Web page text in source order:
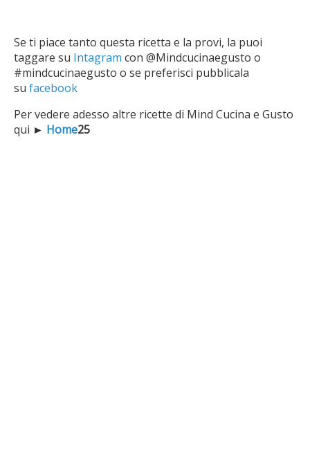
Se ti piace tanto questa ricetta e la provi, la puoi
taggare su Intagram con @Mindcucinaegusto o
#mindcucinaegusto o se preferisci pubblicala
su facebook
Per vedere adesso altre ricette di Mind Cucina e Gusto
qui ► Home25